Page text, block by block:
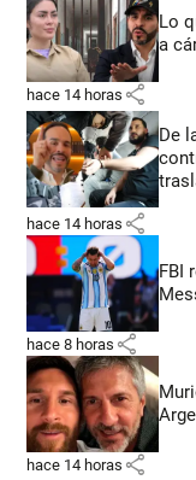
Lo
a
hace 14 horas share
De
hace 14 horas share
FBI
hace 8 horas share
hace 14 horas share